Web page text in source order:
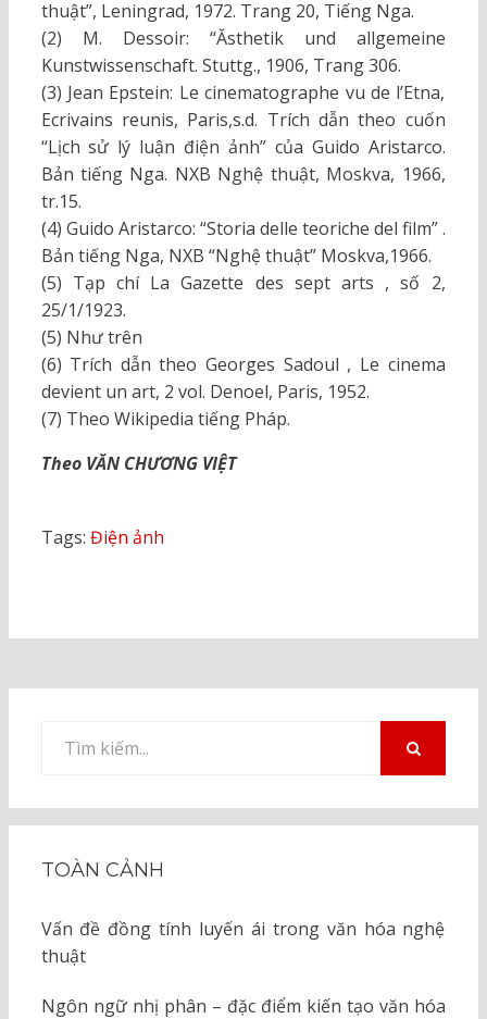
thuật”, Leningrad, 1972. Trang 20, Tiếng Nga.
(2) M. Dessoir: “Ăsthetik und allgemeine
Kunstwissenschaft. Stuttg., 1906, Trang 306.
(3) Jean Epstein: Le cinematographe vu de l’Etna,
Ecrivains reunis, Paris,s.d. Trích dẫn theo cuốn
“Lịch sử lý luận điện ảnh” của Guido Aristarco.
Bản tiếng Nga. NXB Nghệ thuật, Moskva, 1966,
tr.15.
(4) Guido Aristarco: “Storia delle teoriche del film” .
Bản tiếng Nga, NXB “Nghệ thuật” Moskva,1966.
(5) Tạp chí La Gazette des sept arts , số 2,
25/1/1923.
(5) Như trên
(6) Trích dẫn theo Georges Sadoul , Le cinema
devient un art, 2 vol. Denoel, Paris, 1952.
(7) Theo Wikipedia tiếng Pháp.
Theo VĂN CHƯƠNG VIỆT
Tags: Điện ảnh
kiếm
TOÀN CẢNH
Vấn đề đồng tính luyến ái trong văn hóa nghệ
thuật
Ngôn ngữ nhị phân – đặc điểm kiến tạo văn hóa